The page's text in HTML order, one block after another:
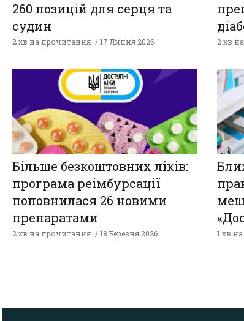
260 позицій для серця та
судин
2 хв на прочитання 17 Липня 2026 2 хв
Більше безкоштовних ліків:
програма реімбурсації
поповнилася 26 новими
препаратами
2 хв на прочитання 18 Березня 2026 1 хв